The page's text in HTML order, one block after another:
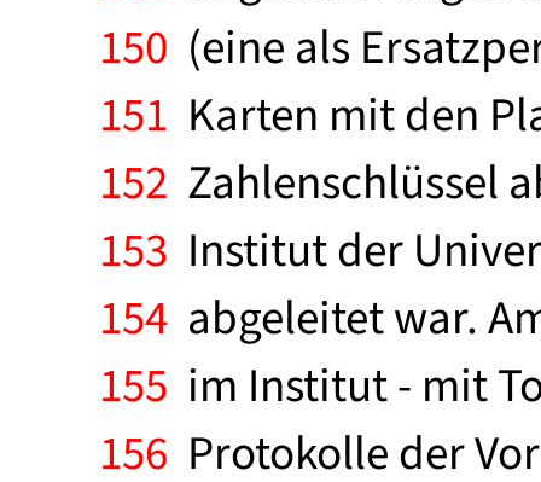
150 (eine als
151 Karten mit den
152 Zahlenschlüssel
153 Institut der
154 abgeleitet war.
155 im Institut - mit
156 Protokolle der